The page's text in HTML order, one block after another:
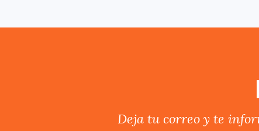
Deja tu correo y te